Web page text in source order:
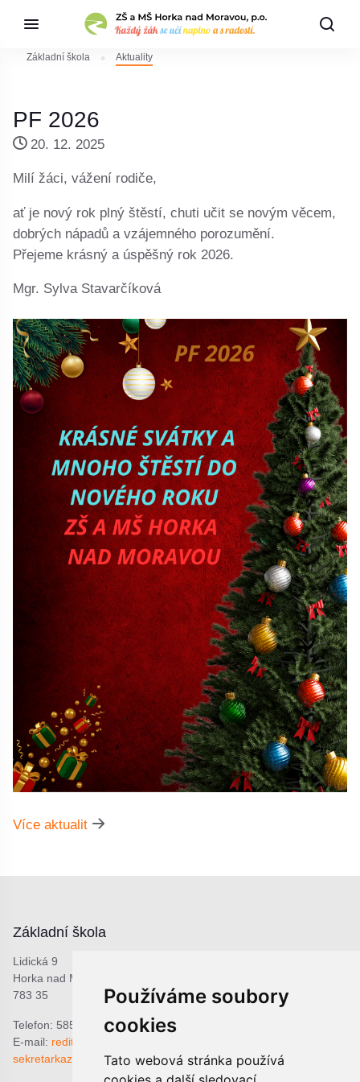
Používáme soubory
cookies
Tato webová stránka používá
Základní škola Aktuality
PF 2026
20. 12. 2025
Milí žáci, vážení rodiče,
ať je nový rok plný štěstí, chuti učit se novým věcem,
dobrých nápadů a vzájemného porozumění.
Přejeme krásný a úspěšný rok 2026.
Mgr. Sylva Stavarčíková
Více aktualit
Základní škola
Lidická 9
Horka nad Moravou
783 35
Telefon: 585 378 047
E-mail: reditel@zshorka.cz
sekretarkazshorka@seznam.cz